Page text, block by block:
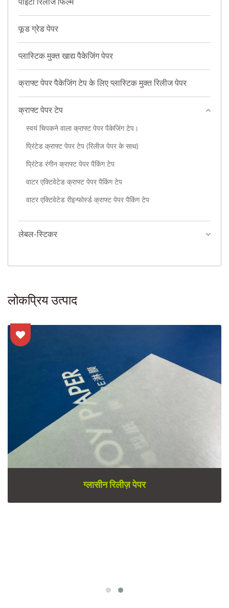
पीईटी रिलीज फिल्म
फूड ग्रेड पेपर
प्लास्टिक मुक्त खाद्य पैकेजिंग पेपर
क्राफ्ट पेपर पैकेजिंग टेप के लिए प्लास्टिक मुक्त रिलीज पेपर
क्राफ्ट पेपर टेप
स्वयं चिपकने वाला क्राफ्ट पेपर पैकेजिंग टेप।
प्रिंटेड क्राफ्ट पेपर टेप (रिलीज पेपर के साथ)
प्रिंटेड रंगीन क्राफ्ट पेपर पैकिंग टेप
वाटर एक्टिवेटेड क्राफ्ट पेपर पैकिंग टेप
वाटर एक्टिवेटेड रीइन्फोर्स्ड क्राफ्ट पेपर पैकिंग टेप
लेबल-स्टिकर
लोकप्रिय उत्पाद
ग्लासीन रिलीज़ पेपर